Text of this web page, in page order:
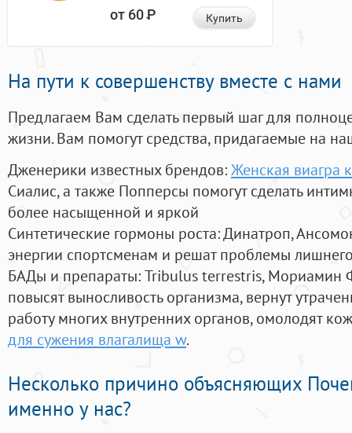
от 60Р Купить
На пути к совершенству вместе с нами
Предлагаем Вам сделать первый шаг для
жизни. Вам помогут средства, придагаемые на
Дженерики известных брендов:Женская виагра
Сиалис, а также Попперсы помогут сделать
более насыщенной и яркой
Синтетические гормоны роста: Динатроп,
энергии спортсменам и решат проблемы
БАДы и препараты:Tribulus terrestris, Мориамин
повысят выносливость организма, вернут
работу многих внутренних органов, омолодят
для сужения влагалища w.
Несколько причино объясняющих
именно у нас?